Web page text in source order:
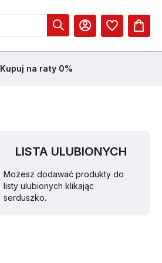
MOJE KONTO
Kupuj na raty 0%
LISTA ULUBIONYCH
Możesz dodawać produkty do
listy ulubionych klikając
serduszko.